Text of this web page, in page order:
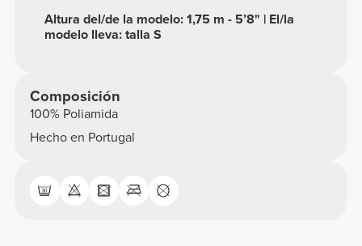
Altura del/de la modelo: 1,75 m - 5’8" | El/la
modelo lleva: talla S
Composición
100% Poliamida
Hecho en Portugal